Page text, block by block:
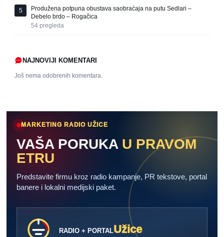
5
Produžena potpuna obustava saobraćaja na putu Sedlari –
Debelo brdo – Rogačica
54 pregleda
NAJNOVIJI KOMENTARI
Još nema odobrenih komentara.
MARKETING RADIO UŽICE
VAŠA PORUKA U PRAVOM
ETRU
Predstavite firmu kroz radio kampanje, PR tekstove, portal
banere i lokalni medijski paket.
RADIO + PORTALUžice